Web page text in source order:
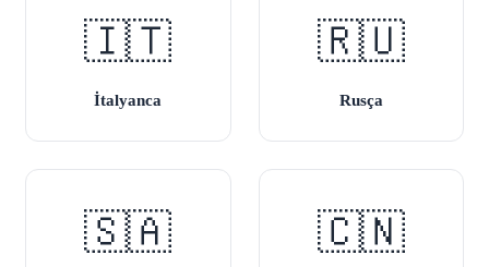
🇮🇹
İtalyanca
🇷🇺
Rusça
🇸🇦 🇨🇳